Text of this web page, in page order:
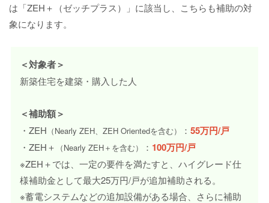
は「ZEH＋（ゼッチプラス）」に該当し、こちらも補助の対
象になります。
＜対象者＞
新築住宅を建築・購入した人
＜補助額＞
・ZEH （Nearly ZEH、ZEH Orientedを含む） ： 55万円/戸
・ZEH＋ （Nearly ZEH＋を含む） ： 100万円/戸
※ZEH＋では、一定の要件を満たすと、ハイグレード仕
様補助金として最大25万円/戸が追加補助される。
※蓄電システムなどの追加設備がある場合、さらに補助